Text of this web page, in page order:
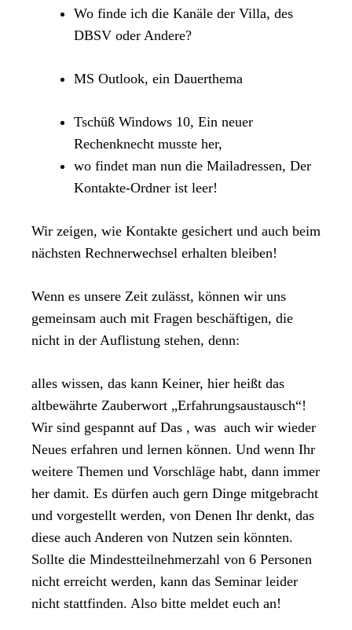
Wo finde ich die Kanäle der Villa, des
DBSV oder Andere?
MS Outlook, ein Dauerthema
Tschüß Windows 10, Ein neuer
Rechenknecht musste her,
wo findet man nun die Mailadressen, Der
Kontakte-Ordner ist leer!
Wir zeigen, wie Kontakte gesichert und auch beim
nächsten Rechnerwechsel erhalten bleiben!
Wenn es unsere Zeit zulässt, können wir uns
gemeinsam auch mit Fragen beschäftigen, die
nicht in der Auflistung stehen, denn:
alles wissen, das kann Keiner, hier heißt das
altbewährte Zauberwort „Erfahrungsaustausch“!
Wir sind gespannt auf Das , was auch wir wieder
Neues erfahren und lernen können. Und wenn Ihr
weitere Themen und Vorschläge habt, dann immer
her damit. Es dürfen auch gern Dinge mitgebracht
und vorgestellt werden, von Denen Ihr denkt, das
diese auch Anderen von Nutzen sein könnten.
Sollte die Mindestteilnehmerzahl von 6 Personen
nicht erreicht werden, kann das Seminar leider
nicht stattfinden. Also bitte meldet euch an!